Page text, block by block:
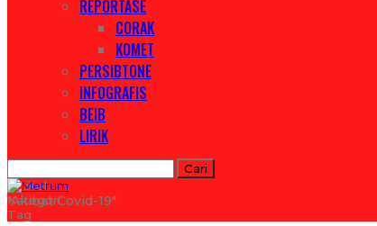
REPORTASE
CORAK
KOMET
PERSIBTONE
INFOGRAFIS
BEIB
LIRIK
Artikel
Kategori
Tag
"akibat Covid-19"